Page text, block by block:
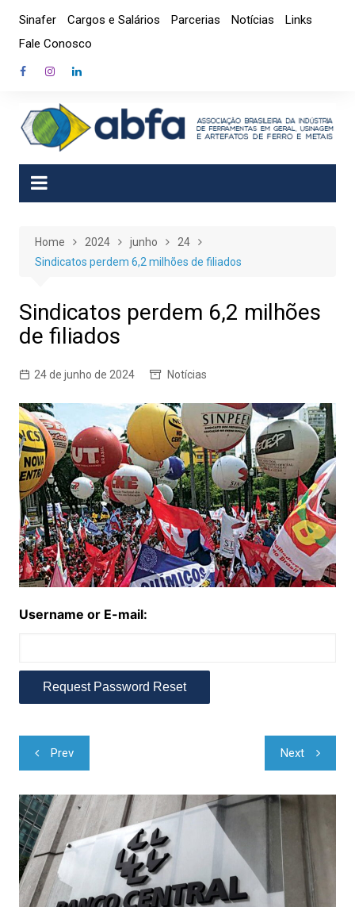
content
Sinafer Cargos e Salários Parcerias Notícias
Links
Fale Conosco
Home 2024 junho
24
Sindicatos perdem 6,2 milhões de filiados
Sindicatos perdem 6,2 milhões
de filiados
24 de junho de 2024 Notícias
Username or E-mail:
Navegação
de
Post
Prev Next